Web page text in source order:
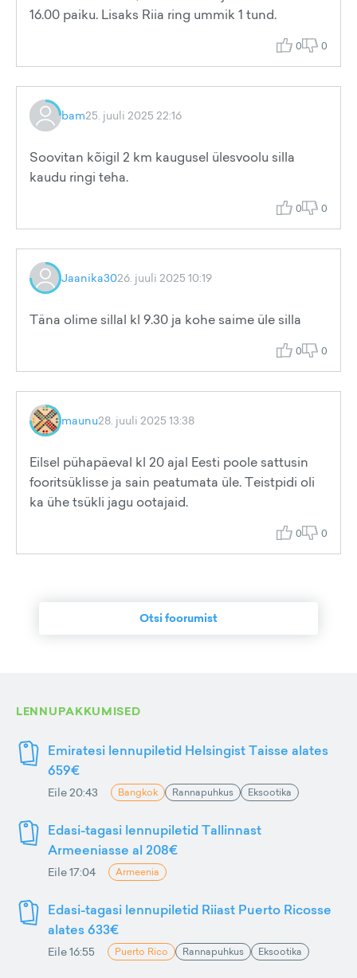
16.00 paiku. Lisaks Riia ring ummik 1 tund.
0 0
bam25. juuli 2025 22:16
Soovitan kõigil 2 km kaugusel ülesvoolu silla
kaudu ringi teha.
0 0
Jaanika3026. juuli 2025 10:19
Täna olime sillal kl 9.30 ja kohe saime üle silla
0 0
maunu28. juuli 2025 13:38
Eilsel pühapäeval kl 20 ajal Eesti poole sattusin
fooritsüklisse ja sain peatumata üle. Teistpidi oli
ka ühe tsükli jagu ootajaid.
0 0
Otsi foorumist
LENNUPAKKUMISED
Emiratesi lennupiletid Helsingist Taisse alates
659€
Eile 20:43 Bangkok Rannapuhkus Eksootika
Edasi-tagasi lennupiletid Tallinnast
Armeeniasse al 208€
Eile 17:04 Armeenia
Edasi-tagasi lennupiletid Riiast Puerto Ricosse
alates 633€
Eile 16:55 Puerto Rico Rannapuhkus Eksootika